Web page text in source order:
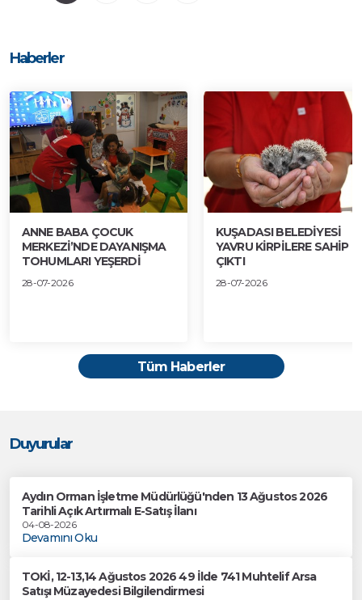
Haberler
ANNE BABA ÇOCUK
MERKEZİ’NDE DAYANIŞMA
TOHUMLARI YEŞERDİ
28-07-2026
KUŞADASI BELEDİYESİ
YAVRU KİRPİLERE SAHİP
ÇIKTI
28-07-2026
Tüm Haberler
Duyurular
Aydın Orman İşletme Müdürlüğü'nden 13 Ağustos 2026
Tarihli Açık Artırmalı E-Satış İlanı
04-08-2026
Devamını Oku
TOKİ, 12-13,14 Ağustos 2026 49 İlde 741 Muhtelif Arsa
Satışı Müzayedesi Bilgilendirmesi